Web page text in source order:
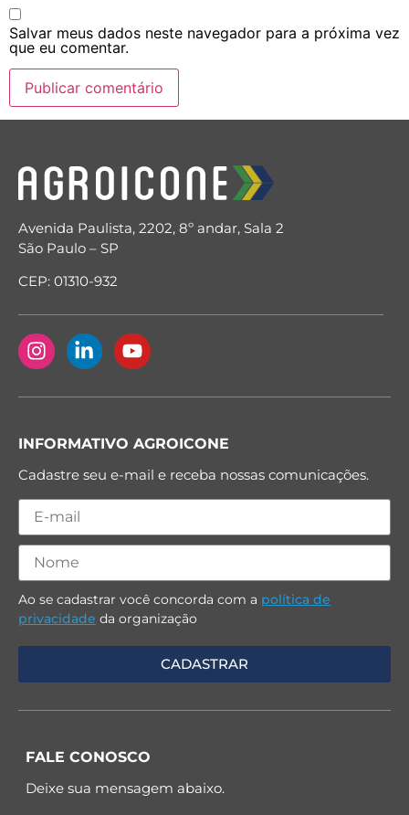
Salvar meus dados neste navegador para a próxima vez
que eu comentar.
Avenida Paulista, 2202, 8º andar, Sala 2
São Paulo – SP
CEP: 01310-932
INFORMATIVO AGROICONE
Cadastre seu e-mail e receba nossas comunicações.
Ao se cadastrar você concorda com a política de
privacidade da organização
FALE CONOSCO
Deixe sua mensagem abaixo.